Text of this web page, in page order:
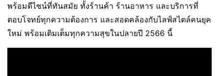
พร้อมดีไซน์ที่ทันสมัย ทั้งร้านค้า ร้านอาหาร และบริการที่
ตอบโจทย์ทุกความต้องการ และสอดคล้องกับไลฟ์สไตล์คนยุค
ใหม่ พร้อมเติมเต็มทุกความสุขในปลายปี 2566 นี้